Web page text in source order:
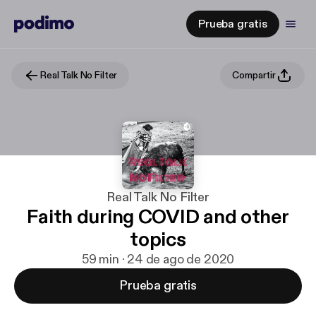
Prueba gratis
Real Talk No Filter Compartir
Real Talk No Filter
Faith during COVID and other
topics
59 min · 24 de ago de 2020
Prueba gratis